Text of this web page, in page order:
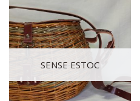
SENSE ESTOC